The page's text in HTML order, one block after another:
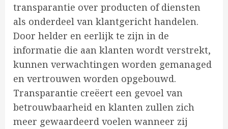
transparantie over producten of diensten
als onderdeel van klantgericht handelen.
Door helder en eerlijk te zijn in de
informatie die aan klanten wordt verstrekt,
kunnen verwachtingen worden gemanaged
en vertrouwen worden opgebouwd.
Transparantie creëert een gevoel van
betrouwbaarheid en klanten zullen zich
meer gewaardeerd voelen wanneer zij